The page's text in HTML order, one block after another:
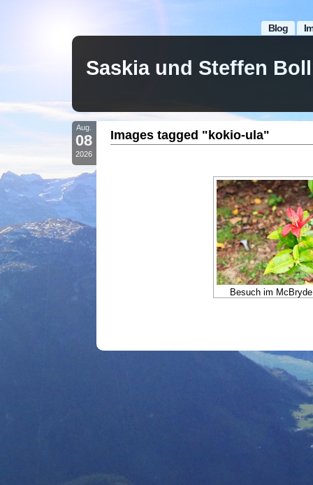
Blog
Saskia und Steffen
Aug.
08
2026
Images tagged "kokio-ula"
Besuch im